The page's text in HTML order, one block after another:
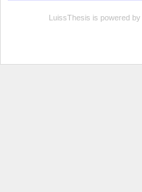
LuissThesis is powered by